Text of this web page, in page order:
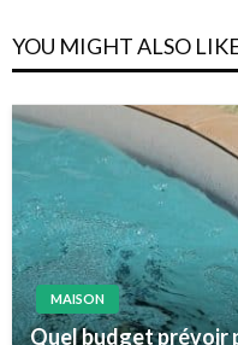
YOU MIGHT ALSO
MAISON
Quel budget prévoir